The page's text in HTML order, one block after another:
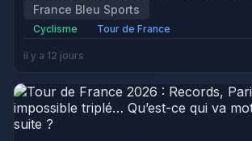
France Bleu Sports
Cyclisme Tour de France
il y a 12 jours